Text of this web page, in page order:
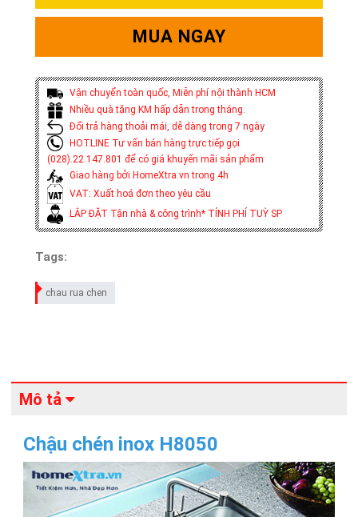
MUA NGAY
Vận chuyển toàn quốc, Miễn phí nội thành HCM
Nhiều quà tặng KM hấp dẫn trong tháng.
Đổi trả hàng thoải mái, dễ dàng trong 7 ngày
HOTLINE Tư vấn bán hàng trực tiếp gọi
(028).22.147.801 để có giá khuyến mãi sản phẩm
Giao hàng bởi HomeXtra.vn trong 4h
VAT: Xuất hoá đơn theo yêu cầu
LẮP ĐẶT Tận nhà & công trình* TÍNH PHÍ TUỲ SP
Tags:
chau rua chen
Mô tả
Chậu chén inox H8050